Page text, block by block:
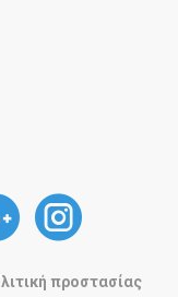
atπροστασίας